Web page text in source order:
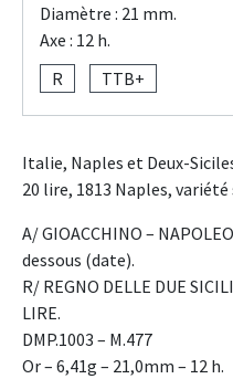
Diamètre : 21 mm.
Axe : 12 h.
R
TTB+
Italie, Naples et Deux-
20 lire, 1813 Naples,
A/ GIOACCHINO –
dessous (date).
R/ REGNO DELLE DUE
LIRE.
DMP.1003 – M.477
Or – 6,41g – 21,0mm – 12 h.